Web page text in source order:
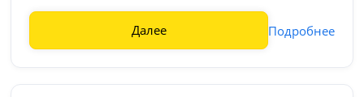
Далее Подробнее